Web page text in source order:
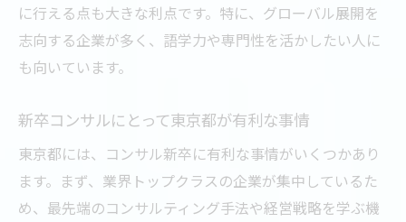
に行える点も大きな利点です。特に、グローバル展開を
志向する企業が多く、語学力や専門性を活かしたい人に
も向いています。
新卒コンサルにとって東京都が有利な事情
東京都には、コンサル新卒に有利な事情がいくつかあり
ます。まず、業界トップクラスの企業が集中しているた
め、最先端のコンサルティング手法や経営戦略を学ぶ機